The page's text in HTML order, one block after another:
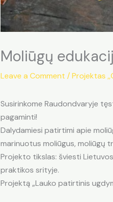
Moliūgų
Leave a Comment /Projektas
Susirinkome Raudondvaryje
pagaminti!
Dalydamiesi patirtimi apie
marinuotus moliūgus, moliūgų
Projekto tikslas: šviesti
praktikos srityje.
Projektą „Lauko patirtinis